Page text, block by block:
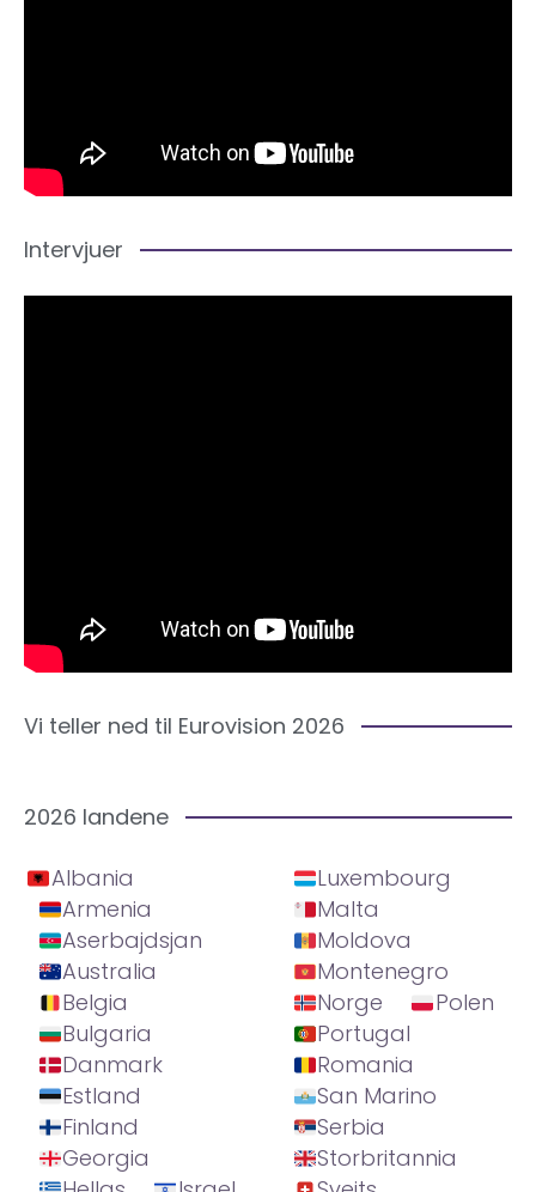
Intervjuer
Vi teller ned til Eurovision 2026
2026 landene
Albania
Armenia
Aserbajdsjan
Australia
Belgia
Bulgaria
Danmark
Estland
Finland
Georgia
Luxembourg
Malta
Moldova
Montenegro
Norge
Polen
Portugal
Romania
San Marino
Serbia
Storbritannia